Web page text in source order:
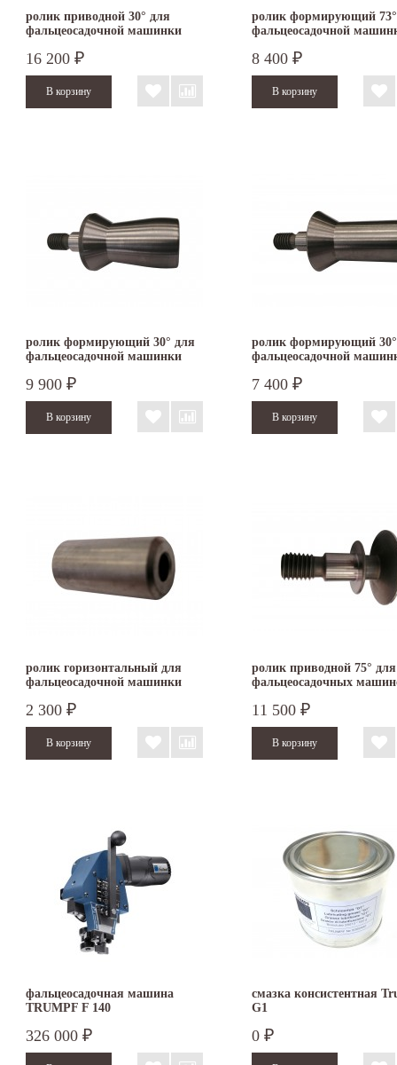
ролик приводной 30° для
фальцеосадочной машинки
16 200 ₽
ролик формирующий
фальцеосадочной
8 400 ₽
ролик формирующий 30° для
фальцеосадочной машинки
9 900 ₽
ролик формирующий
фальцеосадочной
7 400 ₽
ролик горизонтальный для
фальцеосадочной машинки
2 300 ₽
ролик приводной 75° для
фальцеосадочных
11 500 ₽
фальцеосадочная машина
TRUMPF F 140
326 000 ₽
смазка консистентная
G1
0 ₽